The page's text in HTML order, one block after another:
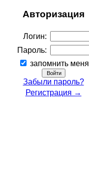
Авторизация
Логин:
Пароль:
запомнить меня
Забыли пароль?
Регистрация →